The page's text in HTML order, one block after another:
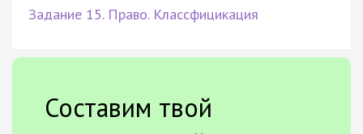
Задание 15. Право. Классфицикация
Составим твой